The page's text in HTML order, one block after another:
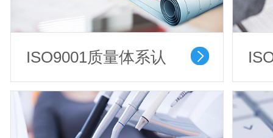
ISO9001质量体系认
证 务